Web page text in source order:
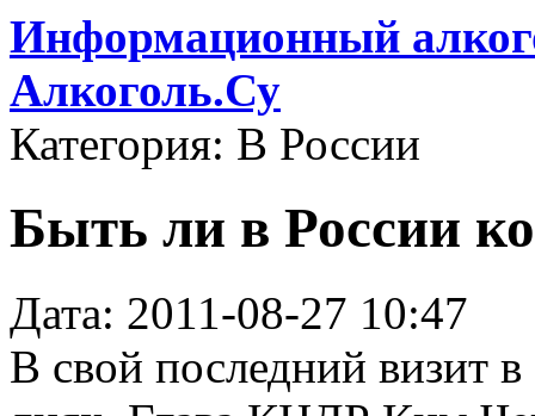
Информационный
Алкоголь.Су
Категория: В России
Быть ли в России
Дата: 2011-08-27 10:47
В свой последний визит